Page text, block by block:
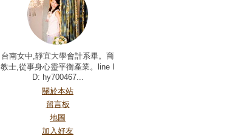
台南女中,靜宜大學會計系畢。商
教士,從事身心靈平衡產業。line I
D: hy700467...
關於本站
留言板
地圖
加入好友